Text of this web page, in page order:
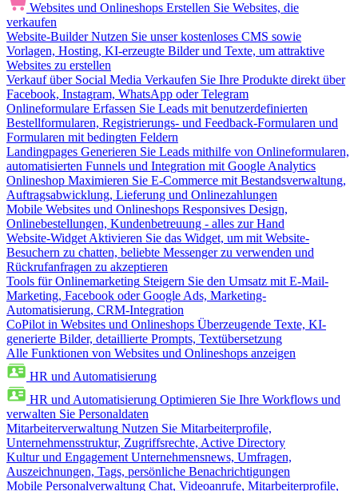
Websites und Onlineshops Erstellen Sie Websites, die
verkaufen
Website-Builder Nutzen Sie unser kostenloses CMS sowie
Vorlagen, Hosting, KI-erzeugte Bilder und Texte, um attraktive
Websites zu erstellen
Verkauf über Social Media Verkaufen Sie Ihre Produkte direkt über
Facebook, Instagram, WhatsApp oder Telegram
Onlineformulare Erfassen Sie Leads mit benutzerdefinierten
Bestellformularen, Registrierungs- und Feedback-Formularen und
Formularen mit bedingten Feldern
Landingpages Generieren Sie Leads mithilfe von Onlineformularen,
automatisierten Funnels und Integration mit Google Analytics
Onlineshop Maximieren Sie E-Commerce mit Bestandsverwaltung,
Auftragsabwicklung, Lieferung und Onlinezahlungen
Mobile Websites und Onlineshops Responsives Design,
Onlinebestellungen, Kundenbetreuung - alles zur Hand
Website-Widget Aktivieren Sie das Widget, um mit Website-
Besuchern zu chatten, beliebte Messenger zu verwenden und
Rückrufanfragen zu akzeptieren
Tools für Onlinemarketing Steigern Sie den Umsatz mit E-Mail-
Marketing, Facebook oder Google Ads, Marketing-
Automatisierung, CRM-Integration
CoPilot in Websites und Onlineshops Überzeugende Texte, KI-
generierte Bilder, detaillierte Prompts, Textübersetzung
Alle Funktionen von Websites und Onlineshops anzeigen
HR und Automatisierung
HR und Automatisierung Optimieren Sie Ihre Workflows und
verwalten Sie Personaldaten
Mitarbeiterverwaltung Nutzen Sie Mitarbeiterprofile,
Unternehmensstruktur, Zugriffsrechte, Active Directory
Kultur und Engagement Unternehmensnews, Umfragen,
Auszeichnungen, Tags, persönliche Benachrichtigungen
Mobile Personalverwaltung Chat, Videoanrufe, Mitarbeiterprofile,